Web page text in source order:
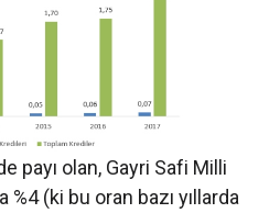
payı olan, Gayri Safi Milli
%4 (ki bu oran bazı yıllarda